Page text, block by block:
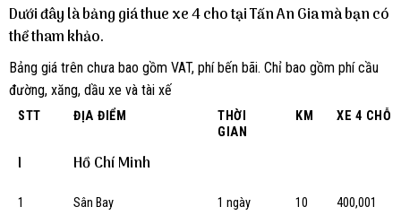
Dưới đây là bảng giá thue xe 4 cho tại Tấn An Gia mà bạn có
thể tham khảo.
Bảng giá trên chưa bao gồm VAT, phí bến bãi. Chỉ bao gồm phí cầu
đường, xăng, dầu xe và tài xế
STT ĐỊA ĐIỂM
THỜI
GIAN
KM XE 4 CHỖ
I Hồ Chí Minh
1 Sân Bay 1 ngày 10
400,001